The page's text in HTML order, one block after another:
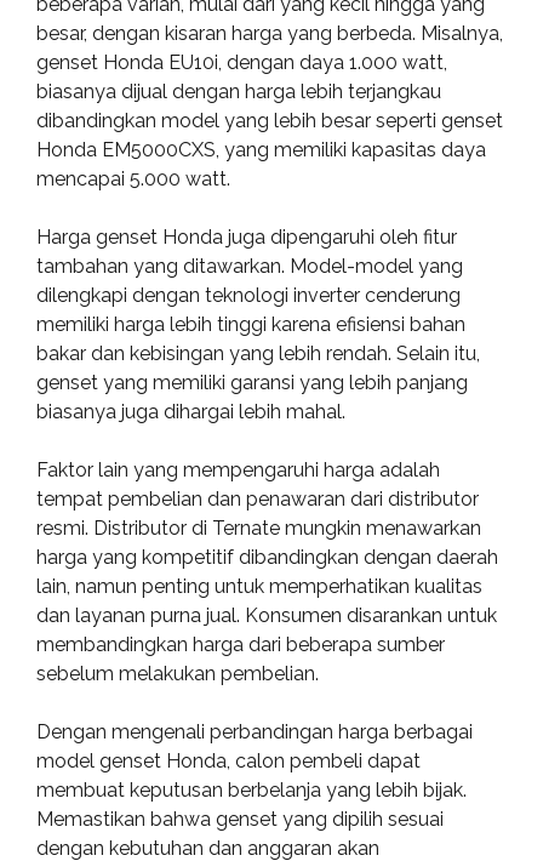
besar, dengan kisaran harga yang berbeda. Misalnya,
genset Honda EU10i, dengan daya 1.000 watt,
biasanya dijual dengan harga lebih terjangkau
dibandingkan model yang lebih besar seperti genset
Honda EM5000CXS, yang memiliki kapasitas daya
mencapai 5.000 watt.
Harga genset Honda juga dipengaruhi oleh fitur
tambahan yang ditawarkan. Model-model yang
dilengkapi dengan teknologi inverter cenderung
memiliki harga lebih tinggi karena efisiensi bahan
bakar dan kebisingan yang lebih rendah. Selain itu,
genset yang memiliki garansi yang lebih panjang
biasanya juga dihargai lebih mahal.
Faktor lain yang mempengaruhi harga adalah
tempat pembelian dan penawaran dari distributor
resmi. Distributor di Ternate mungkin menawarkan
harga yang kompetitif dibandingkan dengan daerah
lain, namun penting untuk memperhatikan kualitas
dan layanan purna jual. Konsumen disarankan untuk
membandingkan harga dari beberapa sumber
sebelum melakukan pembelian.
Dengan mengenali perbandingan harga berbagai
model genset Honda, calon pembeli dapat
membuat keputusan berbelanja yang lebih bijak.
Memastikan bahwa genset yang dipilih sesuai
dengan kebutuhan dan anggaran akan